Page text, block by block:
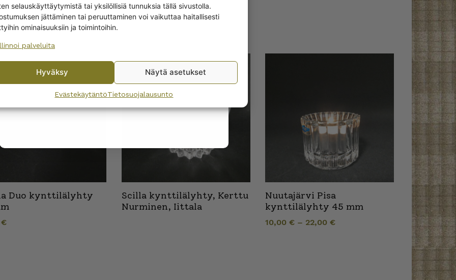
selauskäyttäytymistä tai yksilöllisiä tunnuksia tällä sivustolla.
jättäminen tai peruuttaminen voi vaikuttaa haitallisesti
ominaisuuksiin ja toimintoihin.
palveluita
Hyväksy Näytä asetukset
EvästekäytäntöTietosuojalausunto
Duo kynttilälyhty
€
Scilla kynttilälyhty, Kerttu
Nurminen, Iittala
Nuutajärvi Pisa
kynttilälyhty 45 mm
10,00 €– 22,00 €
Yes! I want the discount
By subscribing to the newsletter, you consent to receiving messages from
Wanhojen kuppien and confirm that you have read and accepted